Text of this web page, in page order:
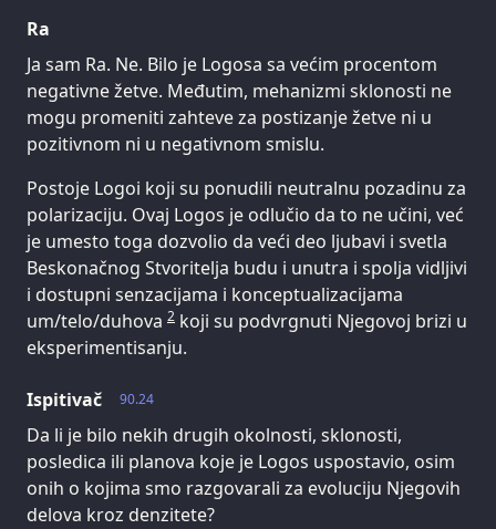
Ra
Ja sam Ra. Ne. Bilo je Logosa sa većim procentom
negativne žetve. Međutim, mehanizmi sklonosti ne
mogu promeniti zahteve za postizanje žetve ni u
pozitivnom ni u negativnom smislu.
Postoje Logoi koji su ponudili neutralnu pozadinu za
polarizaciju. Ovaj Logos je odlučio da to ne učini, već
je umesto toga dozvolio da veći deo ljubavi i svetla
Beskonačnog Stvoritelja budu i unutra i spolja vidljivi
i dostupni senzacijama i konceptualizacijama
um/telo/duhova 2 koji su podvrgnuti Njegovoj brizi u
eksperimentisanju.
90.24
Ispitivač
Da li je bilo nekih drugih okolnosti, sklonosti,
posledica ili planova koje je Logos uspostavio, osim
onih o kojima smo razgovarali za evoluciju Njegovih
delova kroz denzitete?